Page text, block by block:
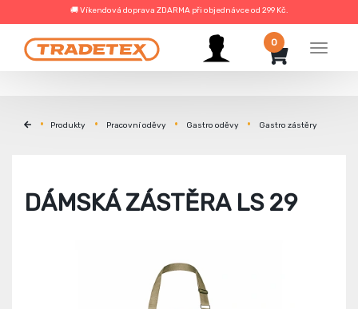
🚚 Víkendová doprava ZDARMA při objednávce od 299 Kč.
Menu
0
Produkty Pracovní oděvy Gastro oděvy Gastro zástěry
DÁMSKÁ ZÁSTĚRA LS 29